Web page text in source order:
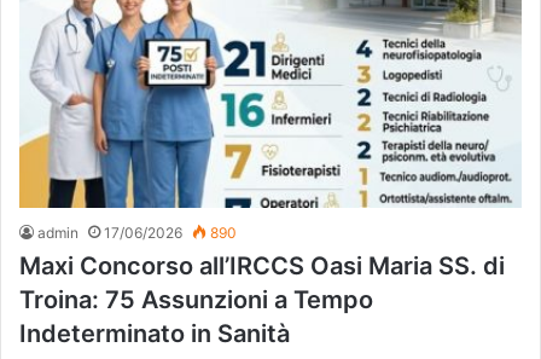
admin 17/06/2026 890
Maxi Concorso all’IRCCS Oasi Maria SS. di
Troina: 75 Assunzioni a Tempo
Indeterminato in Sanità